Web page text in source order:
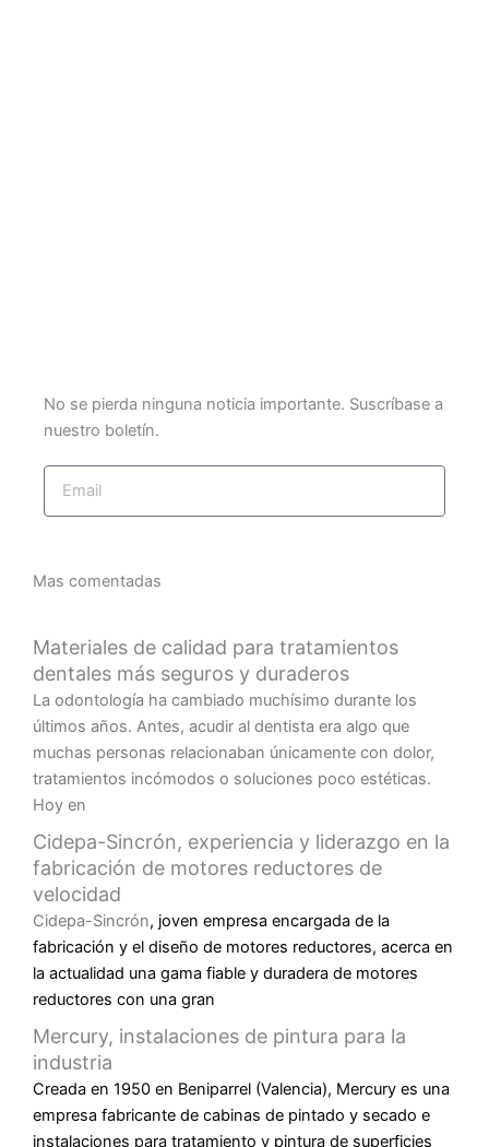
No se pierda ninguna noticia importante. Suscríbase a
nuestro boletín.
Mas comentadas
Materiales de calidad para tratamientos
dentales más seguros y duraderos
La odontología ha cambiado muchísimo durante los
últimos años. Antes, acudir al dentista era algo que
muchas personas relacionaban únicamente con dolor,
tratamientos incómodos o soluciones poco estéticas.
Hoy en
Cidepa-Sincrón, experiencia y liderazgo en la
fabricación de motores reductores de
velocidad
Cidepa-Sincrón, joven empresa encargada de la
fabricación y el diseño de motores reductores, acerca en
la actualidad una gama fiable y duradera de motores
reductores con una gran
Mercury, instalaciones de pintura para la
industria
Creada en 1950 en Beniparrel (Valencia), Mercury es una
empresa fabricante de cabinas de pintado y secado e
instalaciones para tratamiento y pintura de superficies